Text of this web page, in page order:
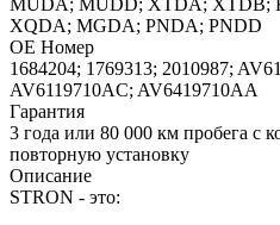
XQDA; MGDA; PNDA; PNDD
OE Номер
1684204; 1769313; 2010987;
AV6119710AC; AV6419710AA
Гарантия
3 года или 80 000 км пробега с
повторную установку
Описание
STRON - это: